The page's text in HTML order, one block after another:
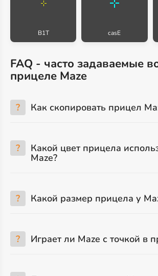
B1T casE
FAQ - часто задаваемые
прицеле Maze
? Как скопировать прицел
? Какой цвет прицела
Maze?
? Какой размер прицела у
? Играет ли Maze с точкой в